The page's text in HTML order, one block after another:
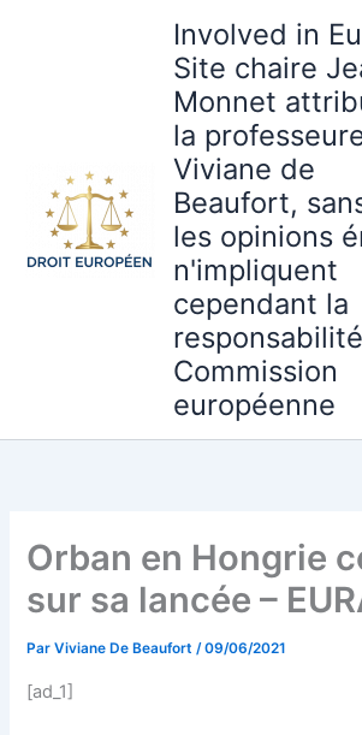
Involved in
Site chaire
Monnet
la
Viviane de
Beaufort,
les opinions
n'impliquent
cependant la
Commission
européenne
Orban en Hongrie
sur sa lancée –
ParViviane De Beaufort/09/06/2021
[ad_1]